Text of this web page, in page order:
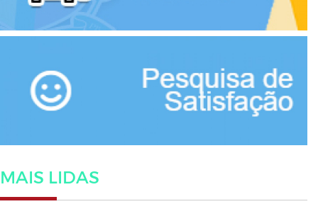
MAIS LIDAS